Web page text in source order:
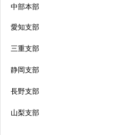
中部本部
愛知支部
三重支部
静岡支部
長野支部
山梨支部